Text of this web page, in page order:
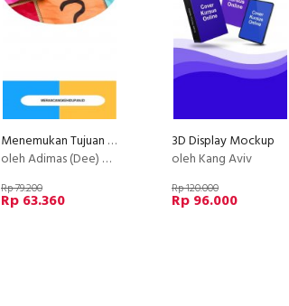
Menemukan Tujuan Hidup (Life Purpose)
oleh Adimas (Dee) Wirajayanagara (Lesmana)
Rp 79.200
Rp 63.360
3D Display Mockup
oleh Kang Aviv
Rp 120.000
Rp 96.000